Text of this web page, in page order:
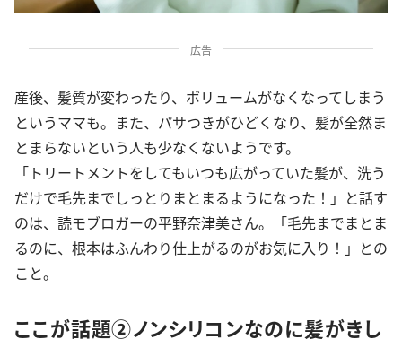
広告
産後、髪質が変わったり、ボリュームがなくなってしまう
というママも。また、パサつきがひどくなり、髪が全然ま
とまらないという人も少なくないようです。
「トリートメントをしてもいつも広がっていた髪が、洗う
だけで毛先までしっとりまとまるようになった！」と話す
のは、読モブロガーの平野奈津美さん。「毛先までまとま
るのに、根本はふんわり仕上がるのがお気に入り！」との
こと。
ここが話題②ノンシリコンなのに髪がきし